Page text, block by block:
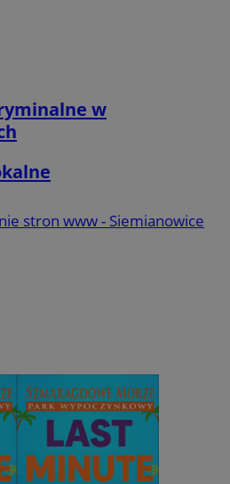
w
stron www - Siemianowice